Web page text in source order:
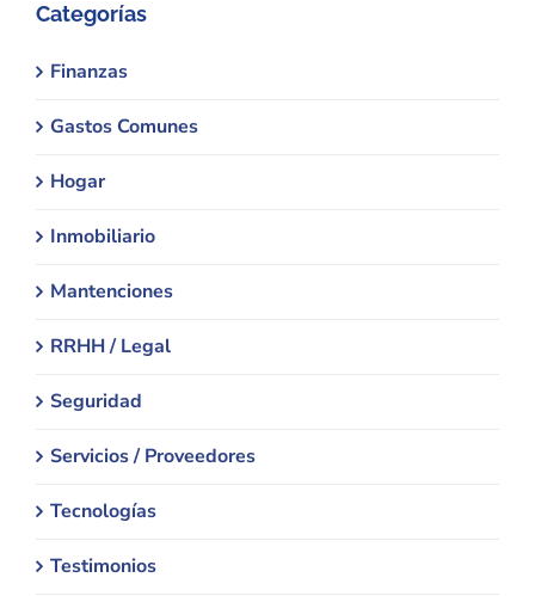
Categorías
Finanzas
Gastos Comunes
Hogar
Inmobiliario
Mantenciones
RRHH / Legal
Seguridad
Servicios / Proveedores
Tecnologías
Testimonios